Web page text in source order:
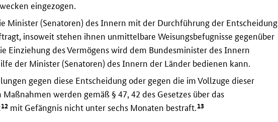
eingezogen.
Minister (Senatoren) des Innern mit der Durchführung der Entscheidung
insoweit stehen ihnen unmittelbare Weisungsbefugnisse gegenüber
Einziehung des Vermögens wird dem Bundesminister des Innern
der Minister (Senatoren) des Innern der Länder bedienen kann.
gegen diese Entscheidung oder gegen die im Vollzuge dieser
werden gemäß § 47, 42 des Gesetzes über das
12 mit Gefängnis nicht unter sechs Monaten bestraft.13